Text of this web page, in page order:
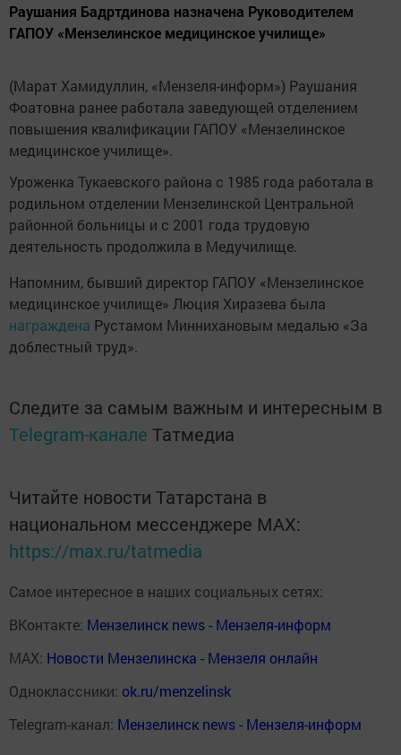
Раушания Бадртдинова назначена Руководителем
ГАПОУ «Мензелинское медицинское училище»
(Марат Хамидуллин, «Мензеля-информ») Раушания
Фоатовна ранее работала заведующей отделением
повышения квалификации ГАПОУ «Мензелинское
медицинское училище».
Уроженка Тукаевского района с 1985 года работала в
родильном отделении Мензелинской Центральной
районной больницы и с 2001 года трудовую
деятельность продолжила в Медучилище.
Напомним, бывший директор ГАПОУ «Мензелинское
медицинское училище» Люция Хиразева была
награждена Рустамом Миннихановым медалью «За
доблестный труд».
Следите за самым важным и интересным в
Telegram-канале Татмедиа
Читайте новости Татарстана в
национальном мессенджере MАХ:
https://max.ru/tatmedia
Самое интересное в наших социальных сетях:
ВКонтакте: Мензелинск news - Мензеля-информ
MAX: Новости Мензелинска - Мензеля онлайн
Одноклассники: ok.ru/menzelinsk
Telegram-канал: Мензелинск news - Мензеля-информ